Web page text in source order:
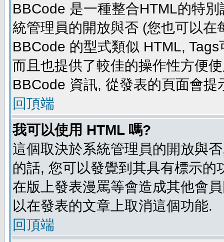
BBCode 是一種整合HTML的特
統管理員的開放與否 (您也可以
BBCode 的型式類似 HTML,
而且也提供了較佳的操作性方便
BBCode 資訊, 從發表的頁面會提
回頂端
我可以使用 HTML 嗎?
這個取決於系統管理員的開放與
的話, 您可以發覺到其具有標示
在版上發表漫罵等會造成其他會
以在發表的文章上取消這個功能.
回頂端